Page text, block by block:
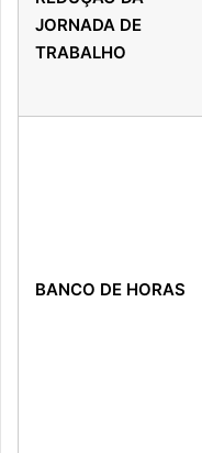
JORNADA DE
TRABALHO
BANCO DE HORAS